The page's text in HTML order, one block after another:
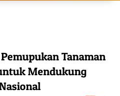
Tanaman
Mendukung